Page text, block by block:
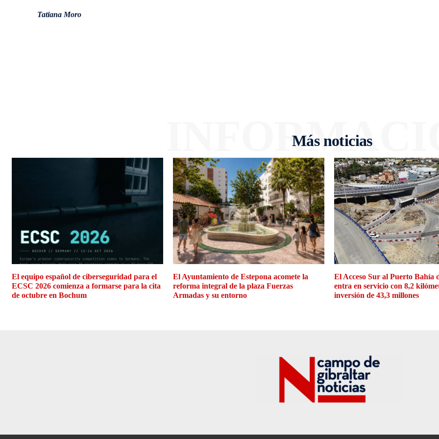
Tatiana Moro
Más noticias
El equipo español de ciberseguridad para el
ECSC 2026 comienza a formarse para la cita
de octubre en Bochum
El Ayuntamiento de Estepona acomete la
reforma integral de la plaza Fuerzas
Armadas y su entorno
El Acceso Sur al Puerto Bahía
entra en servicio con 8,2
inversión de 43,3 millones